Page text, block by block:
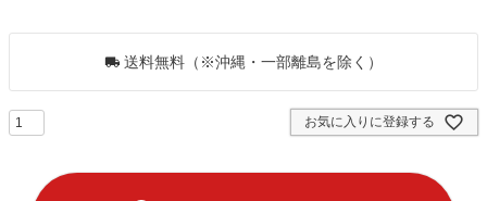
送料無料（※沖縄・一部離島を除く）
お気に入りに登録する